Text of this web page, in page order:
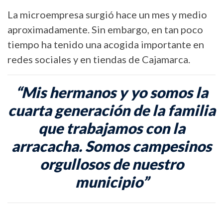
La microempresa surgió hace un mes y medio
aproximadamente. Sin embargo, en tan poco
tiempo ha tenido una acogida importante en
redes sociales y en tiendas de Cajamarca.
“Mis hermanos y yo somos la
cuarta generación de la familia
que trabajamos con la
arracacha. Somos campesinos
orgullosos de nuestro
municipio”